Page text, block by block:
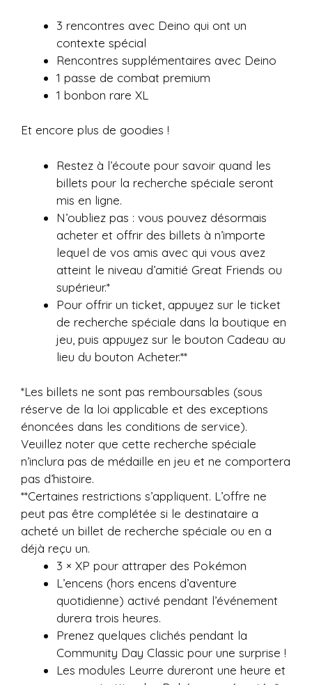
3 rencontres avec Deino qui ont un
contexte spécial
Rencontres supplémentaires avec Deino
1 passe de combat premium
1 bonbon rare XL
Et encore plus de goodies !
Restez à l’écoute pour savoir quand les
billets pour la recherche spéciale seront
mis en ligne.
N’oubliez pas : vous pouvez désormais
acheter et offrir des billets à n’importe
lequel de vos amis avec qui vous avez
atteint le niveau d’amitié Great Friends ou
supérieur.*
Pour offrir un ticket, appuyez sur le ticket
de recherche spéciale dans la boutique en
jeu, puis appuyez sur le bouton Cadeau au
lieu du bouton Acheter.**
*Les billets ne sont pas remboursables (sous
réserve de la loi applicable et des exceptions
énoncées dans les conditions de service).
Veuillez noter que cette recherche spéciale
n’inclura pas de médaille en jeu et ne comportera
pas d’histoire.
**Certaines restrictions s’appliquent. L’offre ne
peut pas être complétée si le destinataire a
acheté un billet de recherche spéciale ou en a
déjà reçu un.
3 × XP pour attraper des Pokémon
L’encens (hors encens d’aventure
quotidienne) activé pendant l’événement
durera trois heures.
Prenez quelques clichés pendant la
Community Day Classic pour une surprise !
Les modules Leurre dureront une heure et